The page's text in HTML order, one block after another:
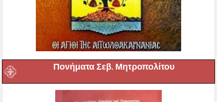
Πονήματα Σεβ. Μητροπολίτου